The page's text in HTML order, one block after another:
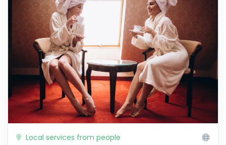
Local services from people